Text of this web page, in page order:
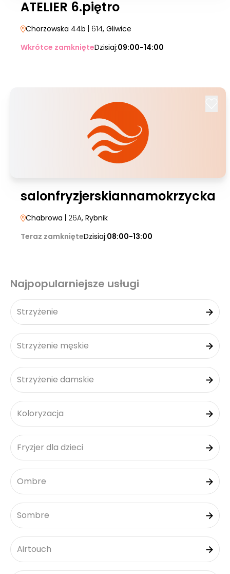
ATELIER 6.piętro
Chorzowska 44b | 614, Gliwice
Wkrótce zamknięteDzisiaj:09:00-14:00
salonfryzjerskiannamokrzycka
Chabrowa | 26A, Rybnik
Teraz zamknięteDzisiaj:08:00-13:00
Najpopularniejsze usługi
Strzyżenie
Strzyżenie męskie
Strzyżenie damskie
Koloryzacja
Fryzjer dla dzieci
Ombre
Sombre
Airtouch